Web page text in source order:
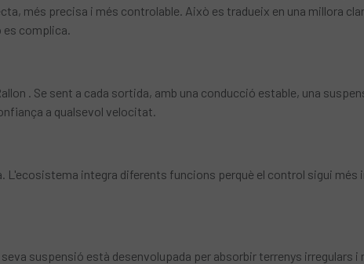
més precisa i més controlable. Això es tradueix en una millora
es complica.
. Se sent a cada sortida, amb una conducció estable, una
a qualsevol velocitat.
integra diferents funcions perquè el control sigui més
suspensió està desenvolupada per absorbir terrenys irregulars